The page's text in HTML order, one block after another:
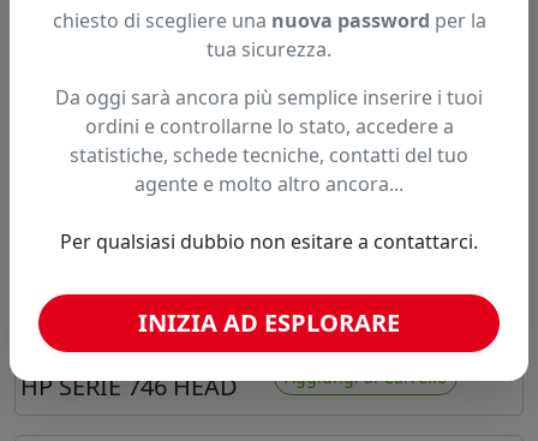
NEW
HP SERIE 746 HEAD
A partire da:
Accedi per il prezzo riservato
Teste di stampa per plotter HP
universali.
Preferiti
Aggiungi al Carrello
chiesto di scegliere una nuova password per la
tua sicurezza.
Da oggi sarà ancora più semplice inserire i tuoi
ordini e controllarne lo stato, accedere a
statistiche, schede tecniche, contatti del tuo
agente e molto altro ancora...
Per qualsiasi dubbio non esitare a contattarci.
INIZIA AD ESPLORARE